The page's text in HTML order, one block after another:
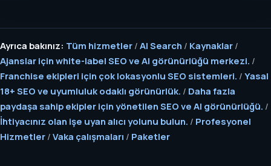
Ayrıca bakınız: Tüm hizmetler / AI Search / Kaynaklar /
Ajanslar için white-label SEO ve AI görünürlüğü merkezi. /
Franchise ekipleri için çok lokasyonlu SEO sistemleri. / Yasal
18+ SEO ve uyumluluk odaklı görünürlük. / Daha fazla
paydaşa sahip ekipler için yönetilen SEO ve AI görünürlüğü. /
İhtiyacınız olan işe uyan alıcı yolunu bulun. / Profesyonel
Hizmetler / Vaka çalışmaları / Paketler